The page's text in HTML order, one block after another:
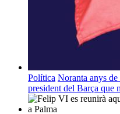
Política Noranta anys de
president del Barça que